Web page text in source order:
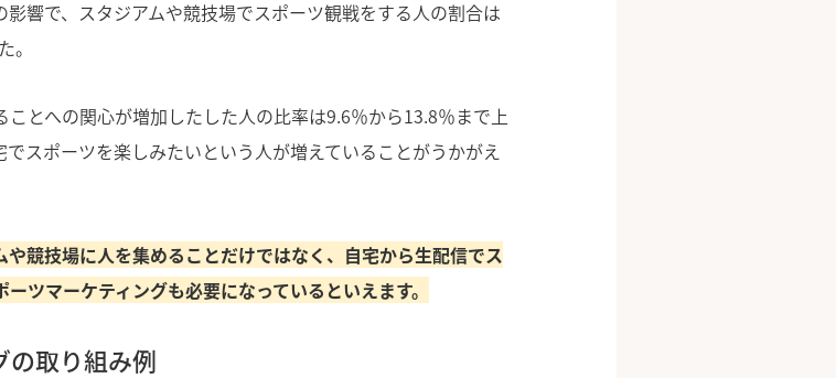
響で、スタジアムや競技場でスポーツ観戦をする人の割合は
。
とへの関心が増加したした人の比率は9.6％から13.8％まで上
スポーツを楽しみたいという人が増えていることがうかがえ
や競技場に人を集めることだけではなく、自宅から生配信でス
ツマーケティングも必要になっているといえます。
の取り組み例